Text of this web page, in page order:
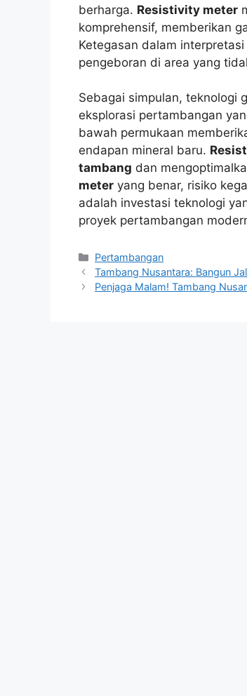
berharga. Resistivity meter
komprehensif, memberikan
Ketegasan dalam
pengeboran di area yang
Sebagai simpulan, teknologi
eksplorasi pertambangan
bawah permukaan
endapan mineral baru.
tambang dan
meter yang benar, risiko
adalah investasi teknologi
proyek pertambangan
Kategori
Pertambangan
Tambang Nusantara: Bangun
Penjaga Malam! Tambang